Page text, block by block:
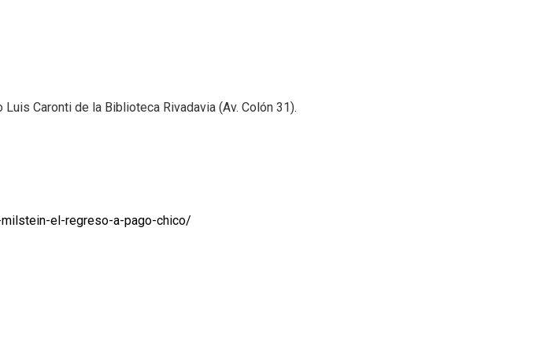
Luis Caronti de la Biblioteca Rivadavia (Av. Colón 31).
el-regreso-a-pago-chico/